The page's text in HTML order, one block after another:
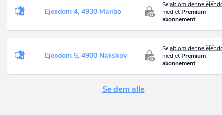
Sealt om denne
med et Premium
abonnement
Ejendom 4, 4930 Maribo
Sealt om denne
med et Premium
abonnement
Ejendom 5, 4900 Nakskov
Se dem alle